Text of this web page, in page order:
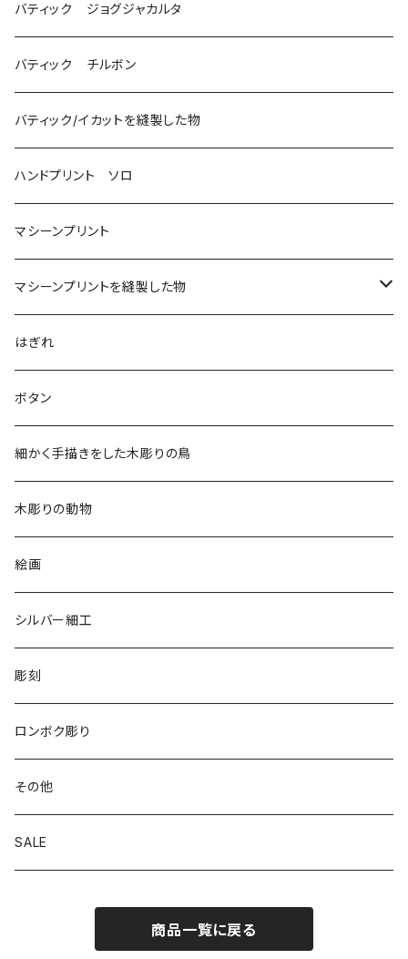
バティック ジョグジャカルタ
バティック チルボン
バティック/イカットを縫製した物
ハンドプリント ソロ
マシーンプリント
マシーンプリントを縫製した物
アロハシャツ
2018
2019
ドレスシャツ
チュニック
リバーシブル 帽子
リバーシブル エコバッグ
はぎれ
ボタン
細かく手描きをした木彫りの鳥
木彫りの動物
絵画
シルバー細工
彫刻
ロンボク彫り
その他
SALE
商品一覧に戻る